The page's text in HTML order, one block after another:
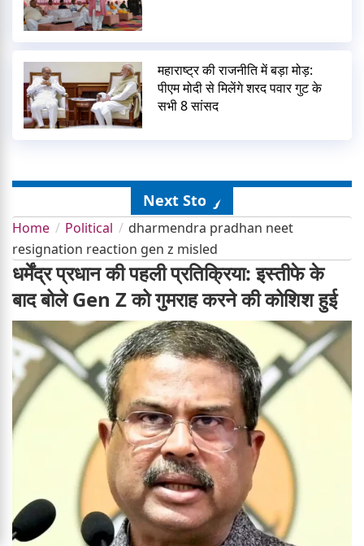
महाराष्ट्र की राजनीति में बड़ा मोड़:
पीएम मोदी से मिलेंगे शरद पवार गुट के
सभी 8 सांसद
Next Story
Home Political
dharmendra pradhan neet
resignation reaction gen z misled
धर्मेंद्र प्रधान की पहली प्रतिक्रिया: इस्तीफे के
बाद बोले Gen Z को गुमराह करने की कोशिश हुई